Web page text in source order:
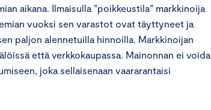
aikana. Ilmaisulla ”poikkeustila” markkinoija
vuoksi sen varastot ovat täyttyneet ja
paljon alennetuilla hinnoilla. Markkinoijan
että verkkokaupassa. Mainonnan ei voida
joka sellaisenaan vaararantaisi